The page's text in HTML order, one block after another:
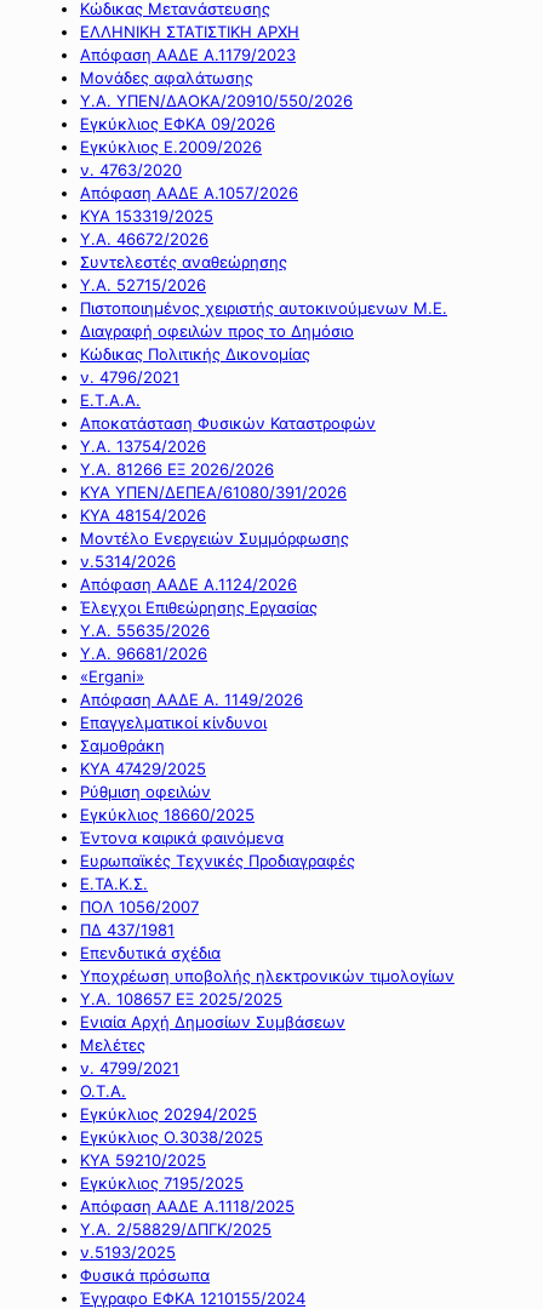
Κώδικας Μετανάστευσης
ΕΛΛΗΝΙΚΗ ΣΤΑΤΙΣΤΙΚΗ ΑΡΧΗ
Απόφαση ΑΑΔΕ Α.1179/2023
Μονάδες αφαλάτωσης
Υ.Α. ΥΠΕΝ/ΔΑΟΚΑ/20910/550/2026
Εγκύκλιος ΕΦΚΑ 09/2026
Εγκύκλιος Ε.2009/2026
ν. 4763/2020
Απόφαση ΑΑΔΕ Α.1057/2026
ΚΥΑ 153319/2025
Υ.Α. 46672/2026
Συντελεστές αναθεώρησης
Υ.Α. 52715/2026
Πιστοποιημένος χειριστής αυτοκινούμενων Μ.Ε.
Διαγραφή οφειλών προς το Δημόσιο
Κώδικας Πολιτικής Δικονομίας
ν. 4796/2021
Ε.Τ.Α.Α.
Αποκατάσταση Φυσικών Καταστροφών
Υ.Α. 13754/2026
Υ.Α. 81266 ΕΞ 2026/2026
ΚΥΑ ΥΠΕΝ/ΔΕΠΕΑ/61080/391/2026
ΚΥΑ 48154/2026
Μοντέλο Ενεργειών Συμμόρφωσης
ν.5314/2026
Απόφαση ΑΑΔΕ Α.1124/2026
Έλεγχοι Επιθεώρησης Εργασίας
Υ.Α. 55635/2026
Υ.Α. 96681/2026
«Ergani»
Απόφαση ΑΑΔΕ Α. 1149/2026
Επαγγελματικοί κίνδυνοι
Σαμοθράκη
ΚΥΑ 47429/2025
Ρύθμιση οφειλών
Εγκύκλιος 18660/2025
Έντονα καιρικά φαινόμενα
Ευρωπαϊκές Τεχνικές Προδιαγραφές
Ε.ΤΑ.Κ.Σ.
ΠΟΛ 1056/2007
ΠΔ 437/1981
Επενδυτικά σχέδια
Υποχρέωση υποβολής ηλεκτρονικών τιμολογίων
Υ.Α. 108657 ΕΞ 2025/2025
Ενιαία Αρχή Δημοσίων Συμβάσεων
Μελέτες
ν. 4799/2021
Ο.Τ.Α.
Εγκύκλιος 20294/2025
Εγκύκλιος Ο.3038/2025
ΚΥΑ 59210/2025
Εγκύκλιος 7195/2025
Απόφαση ΑΑΔΕ Α.1118/2025
Υ.Α. 2/58829/ΔΠΓΚ/2025
ν.5193/2025
Φυσικά πρόσωπα
Έγγραφο ΕΦΚΑ 1210155/2024